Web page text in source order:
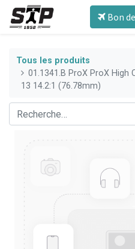
Bon
Tous les produits
01.1341.B ProX ProX High
13 14.2:1 (76.78mm)